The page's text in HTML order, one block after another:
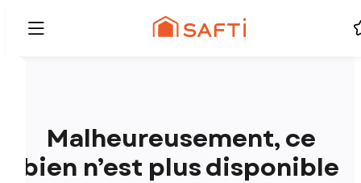
Malheureusement, ce
bien n’est plus disponible